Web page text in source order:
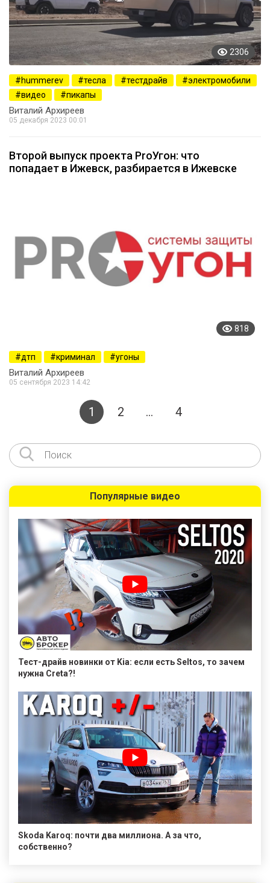
2306
hummerev тесла тестдрайв
электромобили
видео
пикапы
Виталий Архиреев
05 декабря 2023 00:01
Второй выпуск проекта ProУгон: что
попадает в Ижевск, разбирается в Ижевске
818
дтп криминал угоны
Виталий Архиреев
05 сентября 2023 14:42
1 2 … 4
Популярные видео
Тест-драйв новинки от Kia: если есть Seltos, то зачем
нужна Creta?!
Skoda Karoq: почти два миллиона. А за что,
собственно?